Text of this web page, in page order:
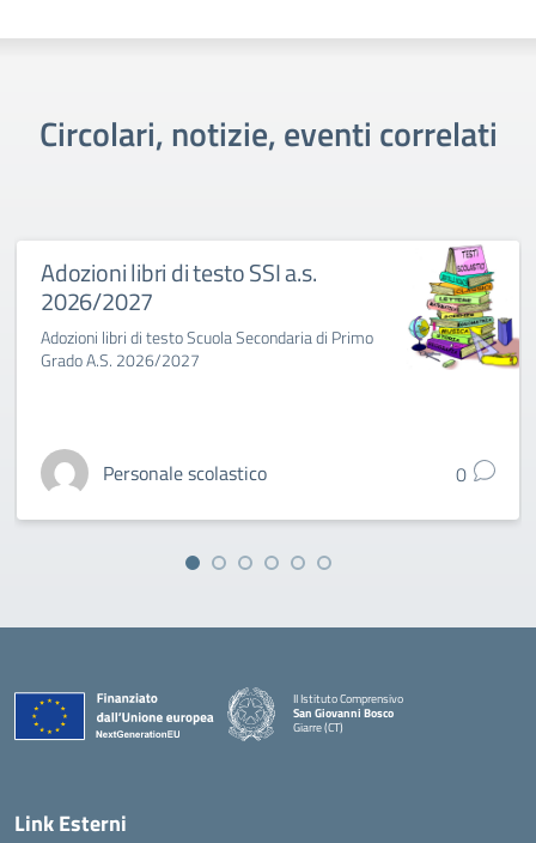
Circolari, notizie, eventi correlati
Adozioni libri di testo SSI a.s.
2026/2027
Adozioni libri di testo Scuola Secondaria di Primo
Grado A.S. 2026/2027
Personale scolastico 0
II Istituto Comprensivo
San Giovanni Bosco
Giarre (CT)
Link Esterni